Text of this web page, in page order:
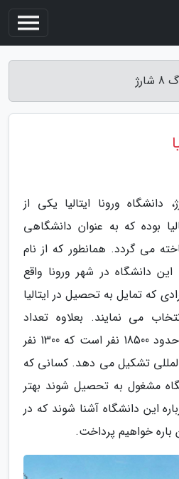
وبلاگ 8 شارژ، دانشگاه ورونا ایتالیا یکی از
بوده که به عنوان دانشگاهی
می گردد. همانطور که از نام
دانشگاه در شهر ورونا واقع
که تمایل به تحصیل در ایتالیا
می نمایند. بعلاوه تعداد
دانشجویان این دانشگاه حدود 18500 نفر است که 1300 نفر
المللی تشکیل می دهد. کسانی که
مشغول به تحصیل شوند بهتر
این دانشگاه آشنا شوند که در
باره خواهیم پرداخت.